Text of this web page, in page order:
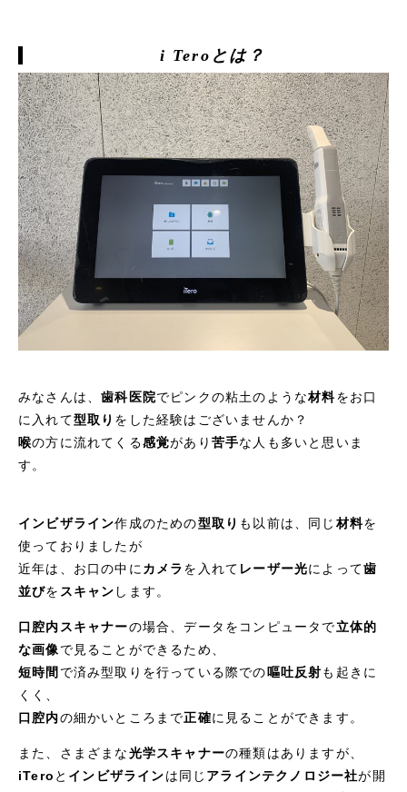
i Teroとは？
みなさんは、歯科医院でピンクの粘土のような材料をお口
に入れて型取り をした経験はございませんか？
喉の方に流れてくる感覚があり 苦手な人も多いと思いま
す。
インビザライン作成のための型取り も以前は、同じ 材料を
使っておりましたが
近年は、お口の中に カメラを入れて レーザー光によって歯
並びを スキャン します。
口腔内スキャナーの場合、データをコンピュータで立体的
な画像 で見ることができるため、
短時間 で済み型取りを行っている際での 嘔吐反射も起きに
くく、
口腔内の細かいところまで正確に見ることができます。
また、さまざまな光学スキャナーの種類はありますが、
iTero と インビザラインは同じ アラインテクノロジー社が開